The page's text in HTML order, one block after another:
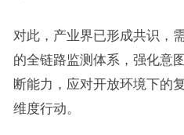
对此，产业界已形成共识，
的全链路监测体系，强化意
断能力，应对开放环境下的
维度行动。